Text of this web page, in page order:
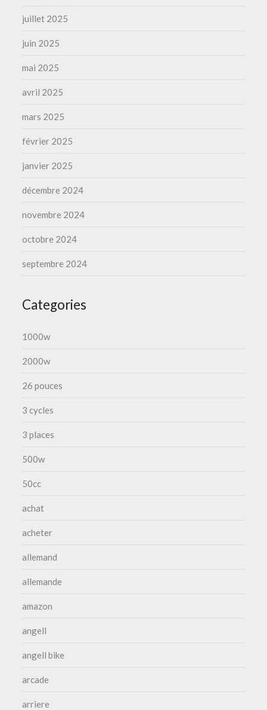
juillet 2025
juin 2025
mai 2025
avril 2025
mars 2025
février 2025
janvier 2025
décembre 2024
novembre 2024
octobre 2024
septembre 2024
Categories
1000w
2000w
26 pouces
3 cycles
3 places
500w
50cc
achat
acheter
allemand
allemande
amazon
angell
angell bike
arcade
arriere